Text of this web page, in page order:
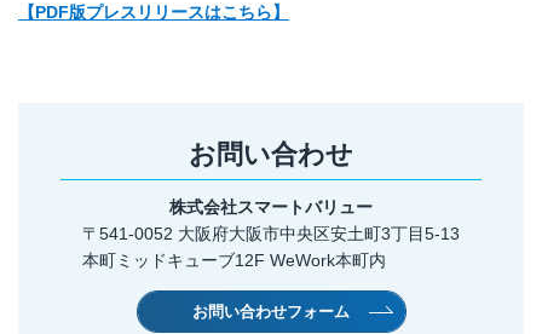
【PDF版プレスリリースはこちら】
お問い合わせ
株式会社スマートバリュー
〒541-0052 大阪府大阪市中央区安土町3丁目5-13
本町ミッドキューブ12F WeWork本町内
お問い合わせフォーム